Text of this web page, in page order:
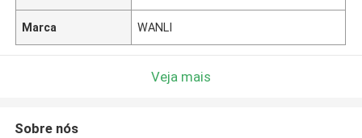
Marca WANLI
Veja mais
Sobre nós